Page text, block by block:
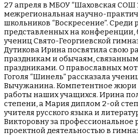
27 апреля в МБОУ “Шаховская СОШ
межрегиональная научно-
школьников “Воскресение”. Среди
представленных на конференции,
учениц Свято-Георгиевской
Дутикова Ирина посвятила свою
праздникам и обычаям,
праздниками. О православных
Гоголя “Шинель” рассказала
Вычужанина. Компетентное жюри
работы наших учащихся. Ирина
степени, а Мария диплом 2-ой
учителя русского языка и
Викторовну за профессиональное
проектной деятельностью в